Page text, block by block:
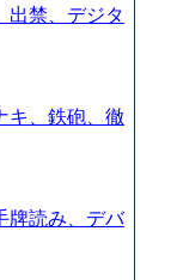
出禁、デジタ
キ、鉄砲、徹
牌読み、デバ